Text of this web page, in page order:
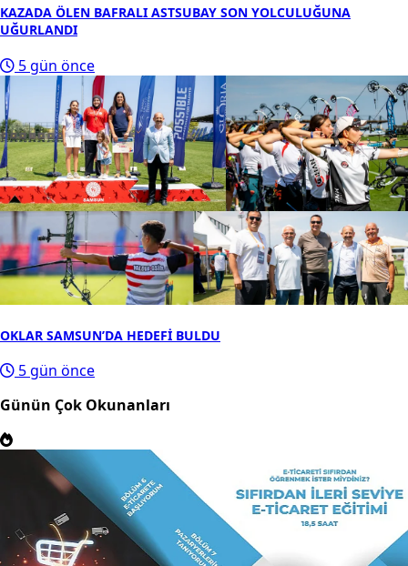
KAZADA ÖLEN BAFRALI ASTSUBAY SON YOLCULUĞUNA
UĞURLANDI
5 gün önce
OKLAR SAMSUN’DA HEDEFİ BULDU
5 gün önce
Günün Çok Okunanları